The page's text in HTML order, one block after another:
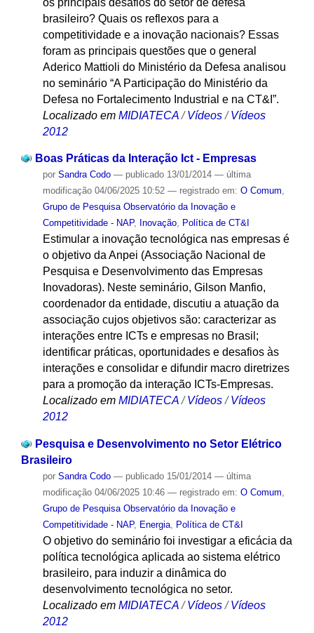
brasileiro? Quais os reflexos para a
competitividade e a inovação nacionais? Essas
foram as principais questões que o general
Aderico Mattioli do Ministério da Defesa analisou
no seminário “A Participação do Ministério da
Defesa no Fortalecimento Industrial e na CT&I”.
Localizado em MIDIATECA /Vídeos /Vídeos
2012
Boas Práticas da Interação Ict - Empresas
por Sandra Codo — publicado13/01/2014 — última
modificação04/06/2025 10:52 — registrado em: O Comum,
Grupo de Pesquisa Observatório da Inovação e
Competitividade - NAP, Inovação, Política de CT&I
Estimular a inovação tecnológica nas empresas é
o objetivo da Anpei (Associação Nacional de
Pesquisa e Desenvolvimento das Empresas
Inovadoras). Neste seminário, Gilson Manfio,
coordenador da entidade, discutiu a atuação da
associação cujos objetivos são: caracterizar as
interações entre ICTs e empresas no Brasil;
identificar práticas, oportunidades e desafios às
interações e consolidar e difundir macro diretrizes
para a promoção da interação ICTs-Empresas.
Localizado em MIDIATECA / Vídeos / Vídeos
2012
Pesquisa e Desenvolvimento no Setor Elétrico
Brasileiro
por Sandra Codo — publicado15/01/2014 — última
modificação04/06/2025 10:46 — registrado em: O Comum,
Grupo de Pesquisa Observatório da Inovação e
Competitividade - NAP, Energia, Política de CT&I
O objetivo do seminário foi investigar a eficácia da
política tecnológica aplicada ao sistema elétrico
brasileiro, para induzir a dinâmica do
desenvolvimento tecnológica no setor.
Localizado em MIDIATECA /Vídeos /Vídeos
2012